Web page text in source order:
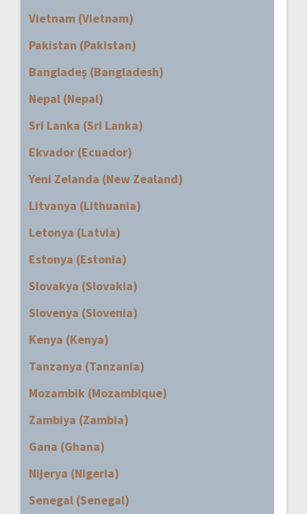
Vietnam (Vietnam)
Pakistan (Pakistan)
Bangladeş (Bangladesh)
Nepal (Nepal)
Sri Lanka (Sri Lanka)
Ekvador (Ecuador)
Yeni Zelanda (New Zealand)
Litvanya (Lithuania)
Letonya (Latvia)
Estonya (Estonia)
Slovakya (Slovakia)
Slovenya (Slovenia)
Kenya (Kenya)
Tanzanya (Tanzania)
Mozambik (Mozambique)
Zambiya (Zambia)
Gana (Ghana)
Nijerya (Nigeria)
Senegal (Senegal)